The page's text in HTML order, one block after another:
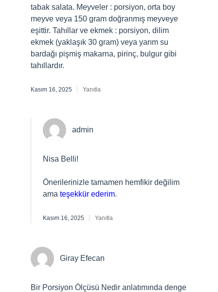
tabak salata. Meyveler : porsiyon, orta boy
meyve veya 150 gram doğranmış meyveye
eşittir. Tahıllar ve ekmek : porsiyon, dilim
ekmek (yaklaşık 30 gram) veya yarım su
bardağı pişmiş makarna, pirinç, bulgur gibi
tahıllardır.
Kasım 16, 2025 Yanıtla
admin
Nisa Belli!
Önerilerinizle tamamen hemfikir değilim
ama teşekkür ederim.
Kasım 16, 2025 Yanıtla
Giray Efecan
Bir Porsiyon Ölçüsü Nedir anlatımında denge